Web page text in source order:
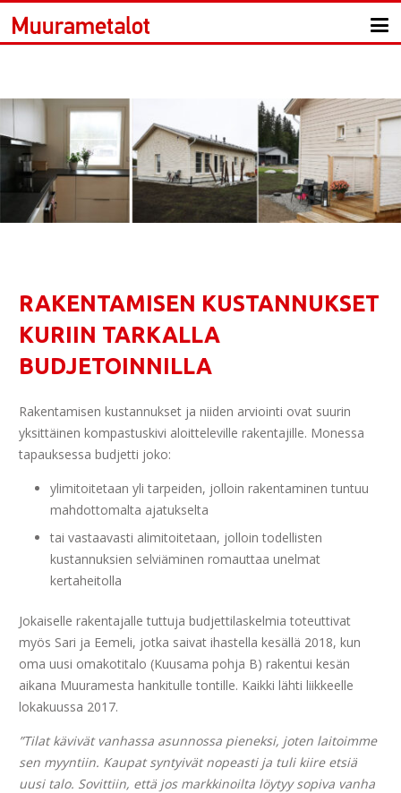
RAKENTAMISEN KUSTANNUKSET
KURIIN TARKALLA
BUDJETOINNILLA
Rakentamisen kustannukset ja niiden arviointi ovat suurin
yksittäinen kompastuskivi aloitteleville rakentajille. Monessa
tapauksessa budjetti joko:
ylimitoitetaan yli tarpeiden, jolloin rakentaminen tuntuu
mahdottomalta ajatukselta
tai vastaavasti alimitoitetaan, jolloin todellisten
kustannuksien selviäminen romauttaa unelmat
kertaheitolla
Jokaiselle rakentajalle tuttuja budjettilaskelmia toteuttivat
myös Sari ja Eemeli, jotka saivat ihastella kesällä 2018, kun
oma uusi omakotitalo (Kuusama pohja B) rakentui kesän
aikana Muuramesta hankitulle tontille. Kaikki lähti liikkeelle
lokakuussa 2017.
”Tilat kävivät vanhassa asunnossa pieneksi, joten laitoimme
sen myyntiin. Kaupat syntyivät nopeasti ja tuli kiire etsiä
uusi talo. Sovittiin, että jos markkinoilta löytyy sopiva vanha